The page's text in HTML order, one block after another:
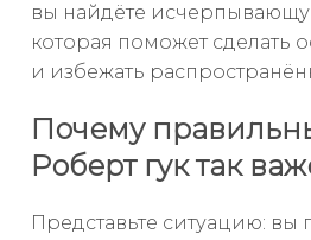
вы найдёте
которая поможет сделать
и избежать
Почему
Роберт гук так
Представьте ситуацию: вы